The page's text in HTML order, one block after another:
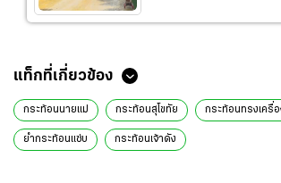
แท็กที่เกี่ยวข้อง
กระท้อนนายแม่ กระท้อนสุโขทัย กระท้อนทรงเครื่อ
ยำกระท้อนแซ่บ กระท้อนเจ้าดัง